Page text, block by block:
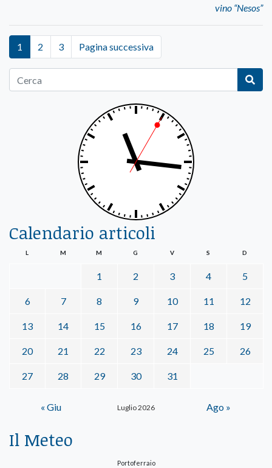
vino “Nesos”
1 2 3 Pagina successiva
Calendario articoli
Luglio 2026
L M M G V S D
1 2 3 4 5
6 7 8 9 10 11 12
13 14 15 16 17 18 19
20 21 22 23 24 25 26
27 28 29 30 31
« Giu Ago »
Il Meteo
Portoferraio